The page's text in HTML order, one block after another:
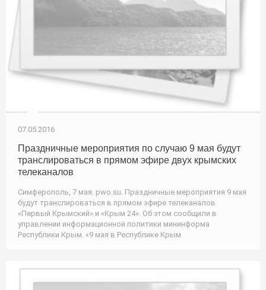
07.05.2016
Праздничные мероприятия по случаю 9 мая будут
транслироваться в прямом эфире двух крымских
телеканалов
Симферополь, 7 мая. pwo.su. Праздничные мероприятия 9 мая
будут транслироваться в прямом эфире телеканалов
«Первый Крымский» и «Крым 24». Об этом сообщили в
управлении информационной политики мининформа
Республики Крым. «9 мая в Республике Крым